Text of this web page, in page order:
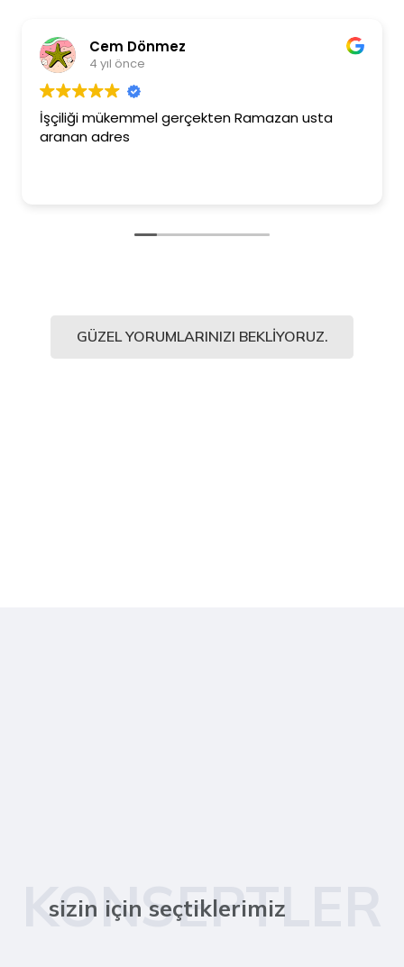
gerçekten Ramazan usta
Burcu
Ramazan beye
GÜZEL YORUMLARINIZI BEKLIYORUZ.
KONSEPTLER
sizin için seçtiklerimiz